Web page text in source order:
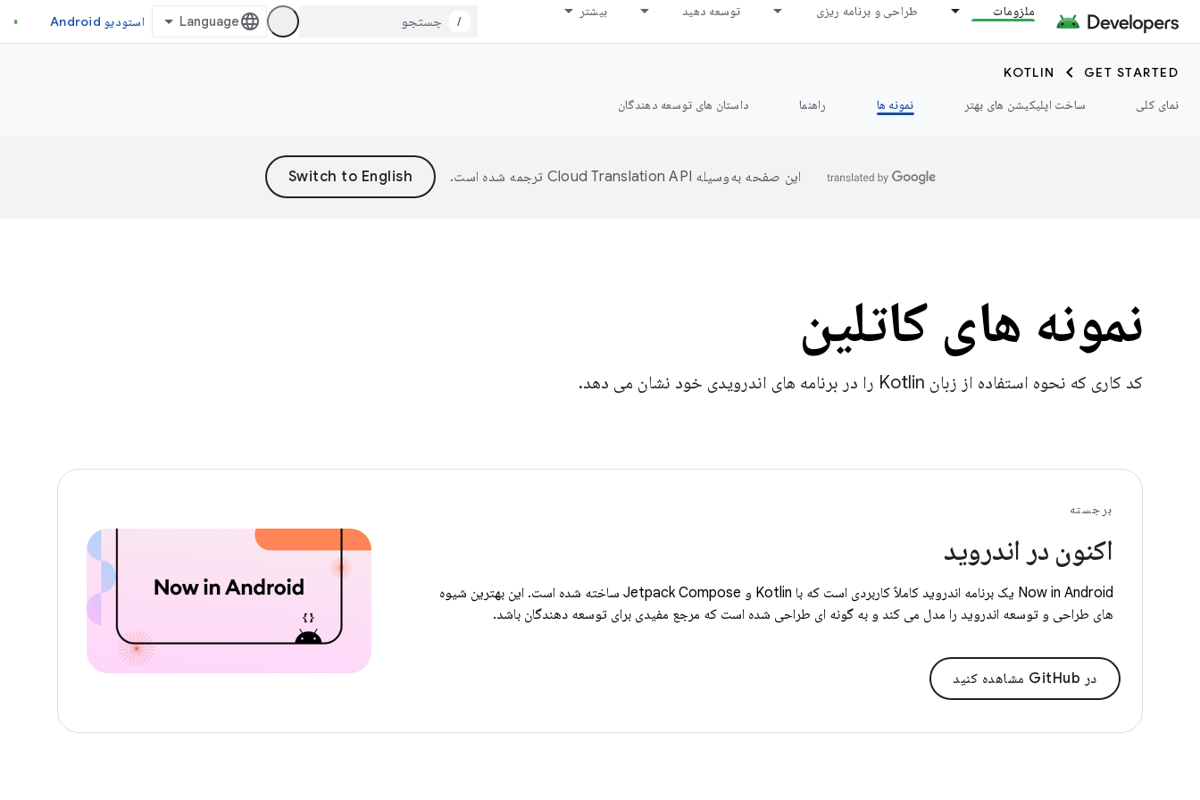
ملزومات طراحی و برنامه ریزی توسعه دهید بیشتر
/ استودیو Android
GET STARTED
KOTLIN
نمای کلی
ساخت اپلیکیشن های بهتر نمونه ها راهنما داستان های توسعه دهندگان
این صفحه به‌وسیله ترجمه شده است.
نمونه های کاتلین
کد کاری که نحوه استفاده از زبان Kotlin را در برنامه های اندرویدی خود نشان می دهد.
برجسته
اکنون در اندروید
Now in Android یک برنامه اندروید کاملاً کاربردی است که با Kotlin و Jetpack Compose ساخته شده است. این بهترین شیوه
های طراحی و توسعه اندروید را مدل می کند و به گونه ای طراحی شده است که مرجع مفیدی برای توسعه دهندگان باشد.
در GitHub مشاهده کنید